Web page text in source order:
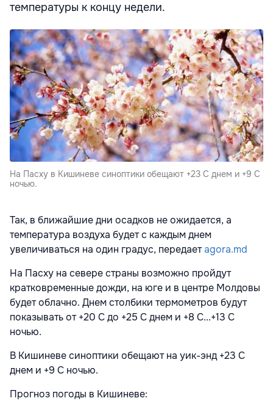
температуры к концу недели.
На Пасху в Кишиневе синоптики обещают +23 С днем и +9 С
ночью.
Так, в ближайшие дни осадков не ожидается, а
температура воздуха будет с каждым днем
увеличиваться на один градус, передаетagora.md
На Пасху на севере страны возможно пройдут
кратковременные дожди, на юге и в центре Молдовы
будет облачно. Днем столбики термометров будут
показывать от +20 С до +25 С днем и +8 С...+13 С
ночью.
В Кишиневе синоптики обещают на уик-энд +23 С
днем и +9 С ночью.
Прогноз погоды в Кишиневе: